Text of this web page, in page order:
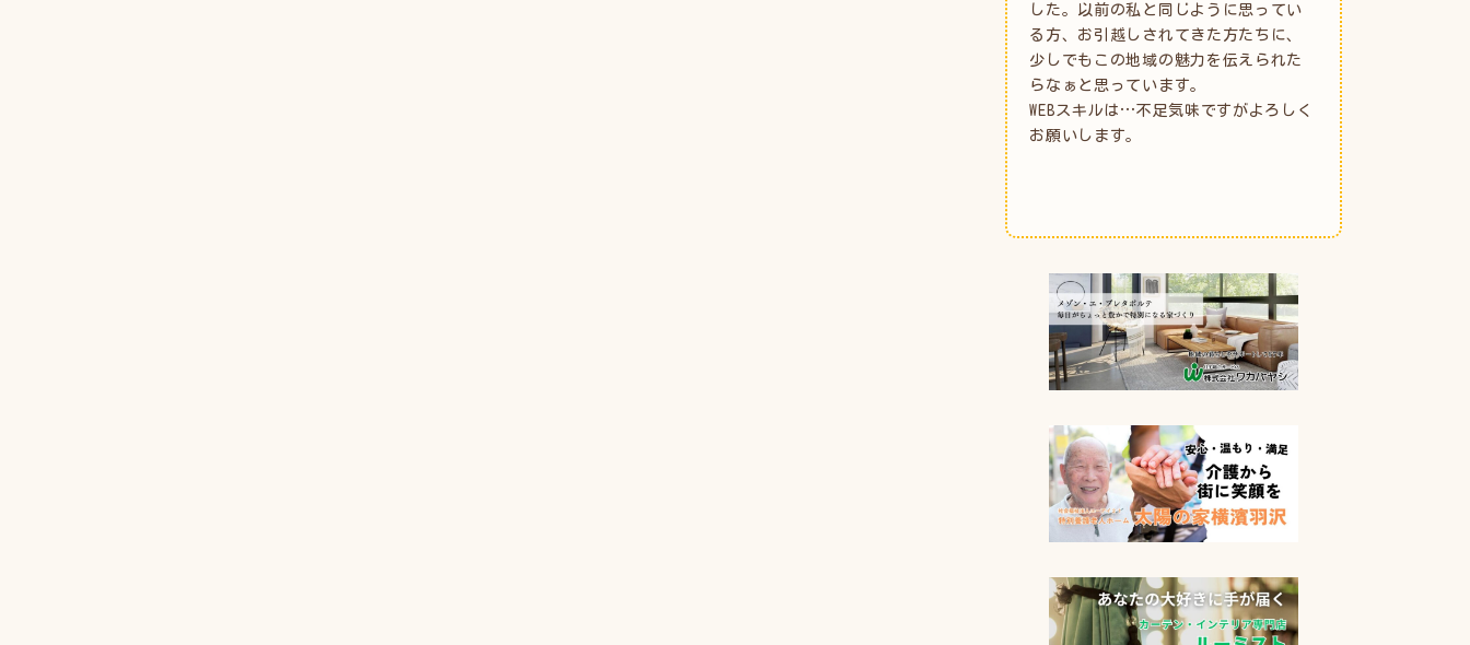
した。以前の私と同じように思ってい
る方、お引越しされてきた方たちに、
少しでもこの地域の魅力を伝えられた
らなぁと思っています。
WEBスキルは…不足気味ですがよろしく
お願いします。